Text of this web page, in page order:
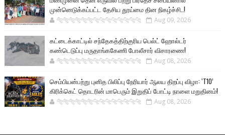
முன்னெடுக்கப்பட்ட தேசிய தூய்மை தின நிகழ்ச்சி..!
🐅🐅🐅🐅🐅🐅🐆🐆🐆🐆🐆🐆🐆🐆 Aug 09, 2026
கட்டைக்காட்டில் சந்தேகத்திற்குரிய பெல்ட் ஹோல்டர்
கண்டெடுப்பு மருதாங்ககேணி போலீசார் விசாரணை!
🐅🐅🐅🐅🐅🐅🐆🐆🐆🐆🐆🐆🐆🐆 Aug 08, 2026
செம்பியன்பற்று புனித பிலிப்பு நேரியார் ஆலய திறப்பு விழா: ‘T10’
கிரிக்கெட் தொடரின் மாபெரும் இறுதிப் போட்டி நாளை மறுதினம்!
🐅🐅🐅🐅🐅🐅🐆🐆🐆🐆🐆🐆🐆🐆 Aug 08, 2026